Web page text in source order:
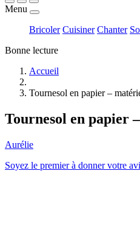
Menu
Bricoler Cuisiner Chanter
Bonne lecture
Accueil
Tournesol en papier –
Tournesol en papier
Aurélie
Soyez le premier à donner votre